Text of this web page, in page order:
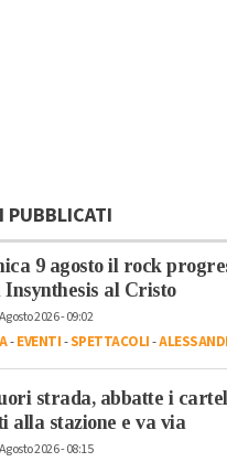
PUBBLICATI
9 agosto il rock
Insynthesis al Cristo
2026 - 09:02
-EVENTI-SPETTACOLI-
strada, abbatte i
alla stazione e va via
2026 - 08:15